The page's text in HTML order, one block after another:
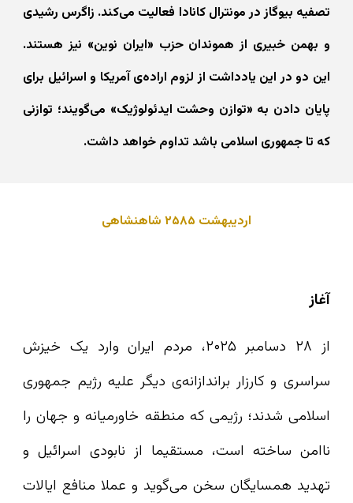
تصفیه بیوگاز در مونترال کانادا فعالیت می‌کند. زاگرس رشیدی
و بهمن خبیری از هموندان حزب «ایران نوین» نیز هستند.
این دو در این یادداشت از لزوم اراده‌ی آمریکا و اسرائیل برای
پایان دادن به «توازن وحشت ایدئولوژیک» می‌گویند؛ توازنی
که تا جمهوری اسلامی باشد تداوم خواهد داشت.
اردیبهشت ۲۵۸۵ شاهنشاهی
آغاز
از ۲۸ دسامبر ۲۰۲۵، مردم ایران وارد یک خیزش
سراسری و کارزار براندازانه‌ی دیگر علیه رژیم جمهوری
اسلامی شدند؛ رژیمی که منطقه‌ خاورمیانه و جهان را
ناامن ساخته است، مستقیما از نابودی اسرائیل و
تهدید همسایگان سخن می‌گوید و عملا منافع ایالات